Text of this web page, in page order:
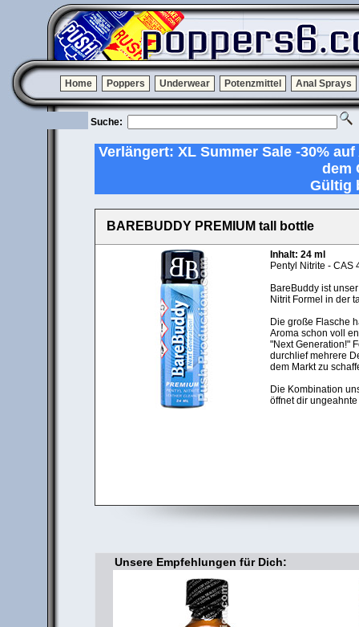
Home Poppers Underwear Potenzmittel Anal Sprays
Suche:
Verlängert: XL Summer Sale -30%
dem
Gültig
BAREBUDDY PREMIUM tall bottle
Inhalt: 24 ml
Pentyl Nitrite - CAS
BareBuddy ist
Nitrit Formel in der
Die große Flasche
Aroma schon voll
"Next Generation!"
durchlief mehrere
dem Markt zu
Die Kombination
öffnet dir
Unsere Empfehlungen für Dich: